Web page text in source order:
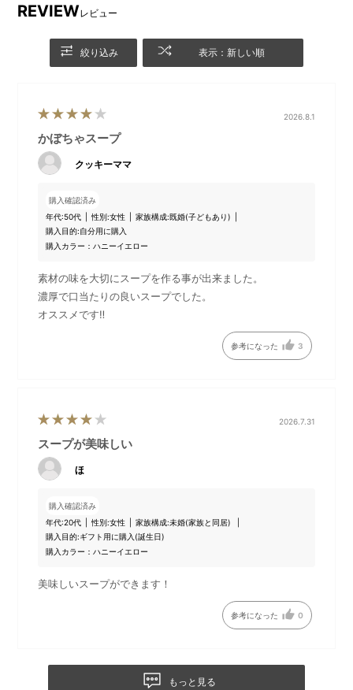
蓋開け時に手が熱くならない
取っ手形状。
残り時間がひと目でわかり、
「Pooh オートクックポット
●付属品・交換用パーツ
REVIEWレビュー
絞り込み 表示：新しい順
2026.8.1
かぼちゃスープ
クッキーママ
購入確認済み
年代:50代 性別:女性 家族構成:既婚(子どもあり)
購入目的:自分用に購入
購入カラー：ハニーイエロー
素材の味を大切にスープを作る事が出来ました。
濃厚で口当たりの良いスープでした。
オススメです‼︎
参考になった 3
2026.7.31
スープが美味しい
ほ
購入確認済み
年代:20代 性別:女性 家族構成:未婚(家族と同居)
購入目的:ギフト用に購入(誕生日)
購入カラー：ハニーイエロー
美味しいスープができます！
参考になった 0
もっと見る